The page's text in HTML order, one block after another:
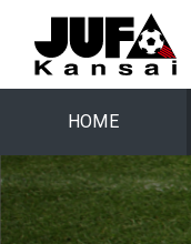
HOME
関西学生